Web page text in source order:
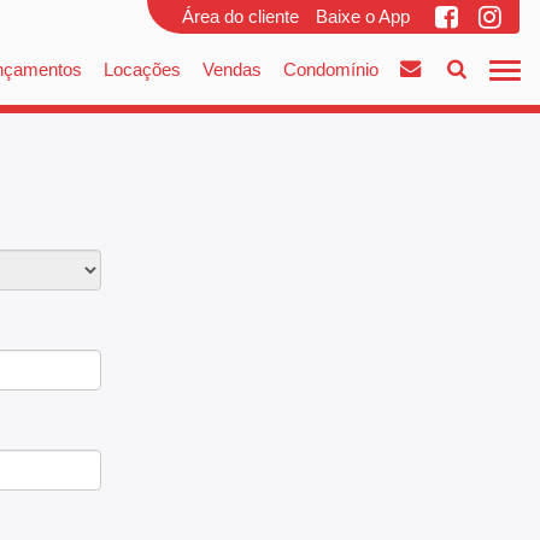
Área do cliente Baixe o App
Locações Vendas Condomínio